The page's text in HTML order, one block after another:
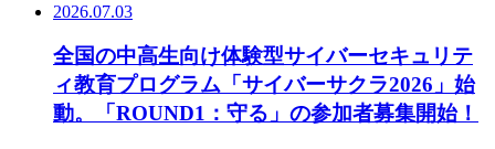
2026.07.03
全国の中高生向け体験型サイバーセキュリテ
ィ教育プログラム「サイバーサクラ2026」始
動。「ROUND1：守る」の参加者募集開始！